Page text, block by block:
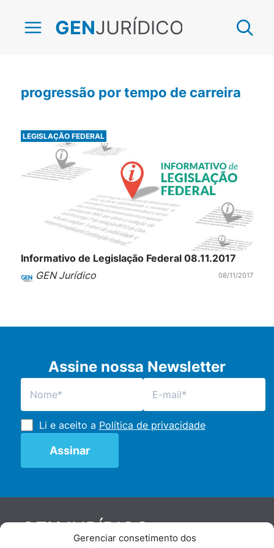
Gerenciar consetimento dos
GENJURÍDICO
progressão por tempo de carreira
LEGISLAÇÃO FEDERAL
Informativo de Legislação Federal 08.11.2017
GEN Jurídico
08/11/2017
Assine nossa Newsletter
Li e aceito a Política de privacidade
GENJURÍDICO